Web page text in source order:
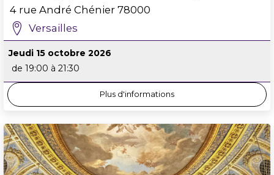
4 rue André Chénier 78000
Versailles
Jeudi 15 octobre 2026
de 19:00 à 21:30
Plus d'informations